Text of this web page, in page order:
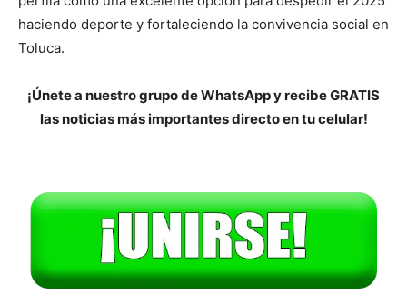
haciendo deporte y fortaleciendo la convivencia social en
Toluca.
¡Únete a nuestro grupo de WhatsApp y recibe GRATIS
las noticias más importantes directo en tu celular!